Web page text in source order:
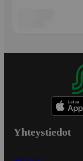
Yhteystiedot